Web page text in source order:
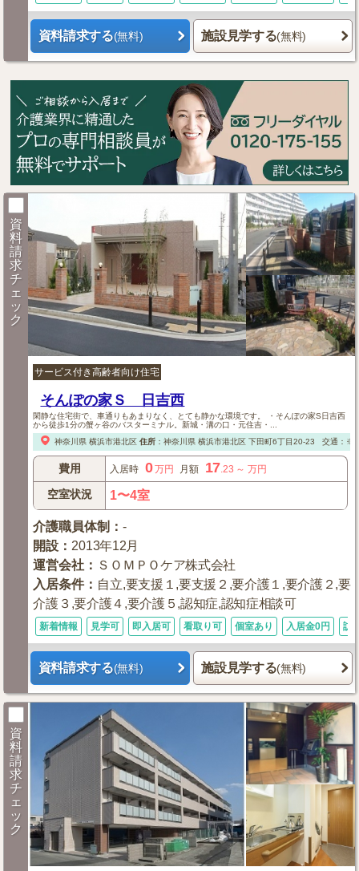
資料請求する(無料) 施設見学する(無料)
資
料
請
求
チ
ェ
ッ
ク
サービス付き高齢者向け住宅
そんぽの家Ｓ 日吉西
閑静な住宅街で、車通りもあまりなく、とても静かな環境です。 ・そんぽの家S日吉西
から徒歩1分の蟹ヶ谷のバスターミナル。新城・溝の口・元住吉・...
神奈川県 横浜市港北区 住所： 神奈川県 横浜市港北区下田町6丁目20-23 交通：※
費用 入居時 0万円 月額 17.23 ～ 万円
空室状況 1〜4室
介護職員体制 ：-
開設 ： 2013年12月
運営会社 ： ＳＯＭＰＯケア株式会社
入居条件： 自立,要支援１,要支援２,要介護１,要介護２,要
介護３,要介護４,要介護５,認知症,認知症相談可
新着情報 見学可 即入居可 看取り可 個室あり 入居金0円 訪
資料請求する(無料) 施設見学する(無料)
資
料
請
求
チ
ェ
ッ
ク